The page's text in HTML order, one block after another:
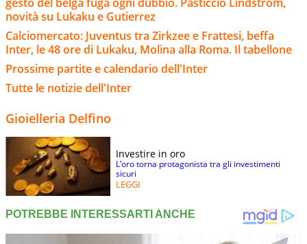
novità su Lukaku e Gutierrez
Calciomercato: Juventus tra Zirkzee e Frattesi, beffa
Inter, le 48 ore di Lukaku, Molina alla Roma. Il tabellone
Prossime partite e calendario dell'Inter
Tutte le notizie dell'Inter
Gioielleria Delfino
Investire in oro
L’oro torna protagonista tra gli investimenti
sicuri
LEGGI